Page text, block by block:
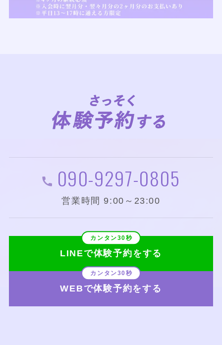
090-9297-0805
営業時間 9:00～23:00
LINEで体験予約をする
WEBで体験予約をする